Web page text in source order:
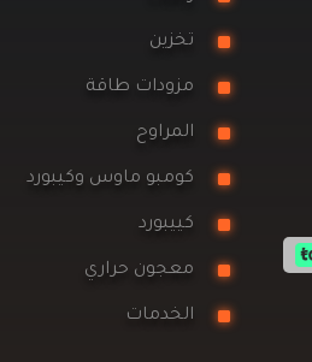
تخزين
مزودات طاقة
المراوح
كومبو ماوس وكيبورد
كييبورد
معجون حراري
الخدمات